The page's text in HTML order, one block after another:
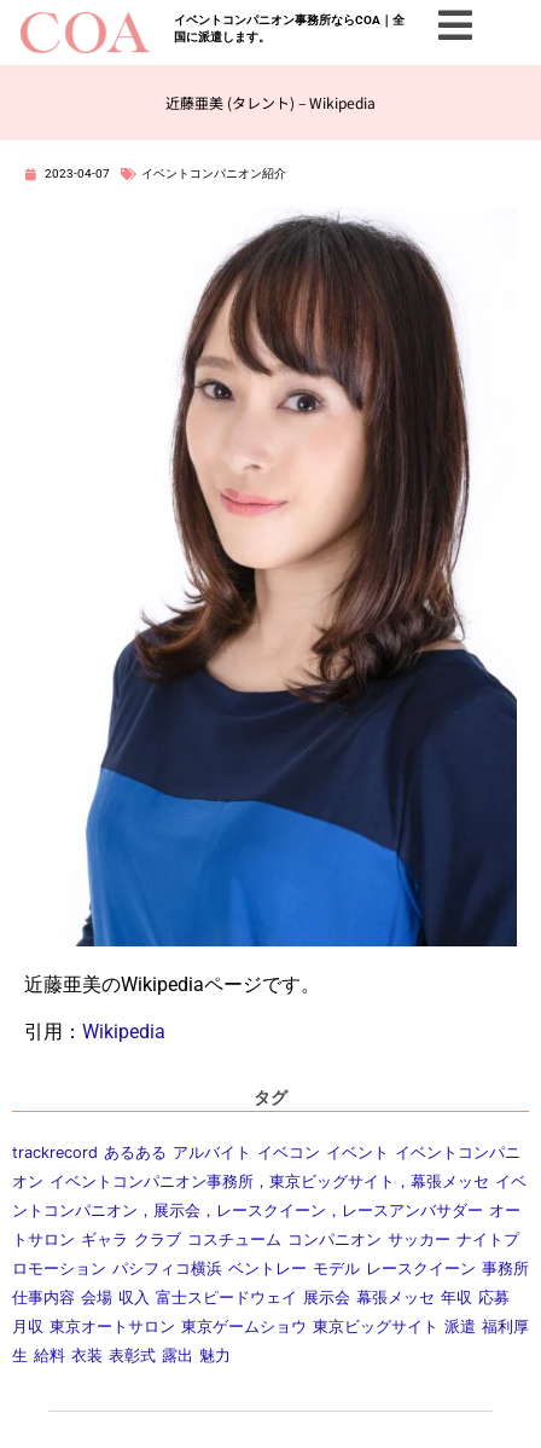
イベントコンパニオン事務所ならCOA｜全
国に派遣します。
近藤亜美 (タレント) – Wikipedia
2023-04-07 イベントコンパニオン紹介
近藤亜美のWikipediaページです。
引用： Wikipedia
タグ
trackrecord あるある アルバイト イベコン イベント イベントコンパニ
オン イベントコンパニオン事務所，東京ビッグサイト，幕張メッセ イベ
ントコンパニオン，展示会，レースクイーン，レースアンバサダー オー
トサロン ギャラ クラブ コスチューム コンパニオン サッカー ナイトプ
ロモーション パシフィコ横浜 ベントレー モデル レースクイーン 事務所
仕事内容 会場 収入 富士スピードウェイ 展示会 幕張メッセ 年収 応募
月収 東京オートサロン 東京ゲームショウ 東京ビッグサイト 派遣 福利厚
生 給料 衣装 表彰式 露出 魅力